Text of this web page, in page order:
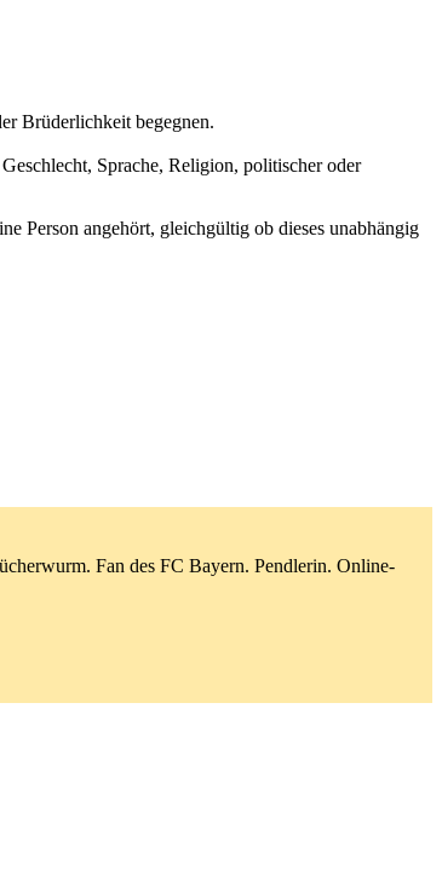
Brüderlichkeit begegnen.
Sprache, Religion, politischer oder
Person angehört, gleichgültig ob dieses unabhängig
Fan des FC Bayern. Pendlerin. Online-